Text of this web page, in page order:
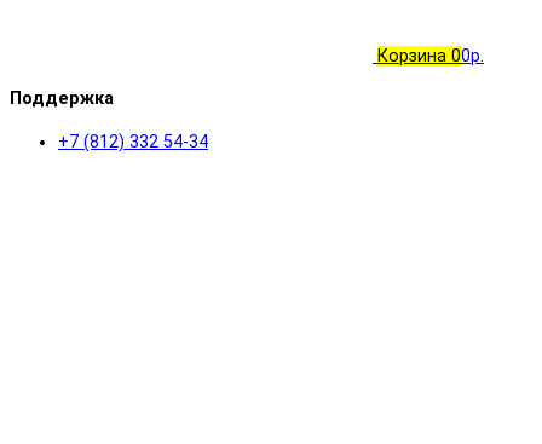
Корзина 00р.
Поддержка
+7 (812) 332 54-34